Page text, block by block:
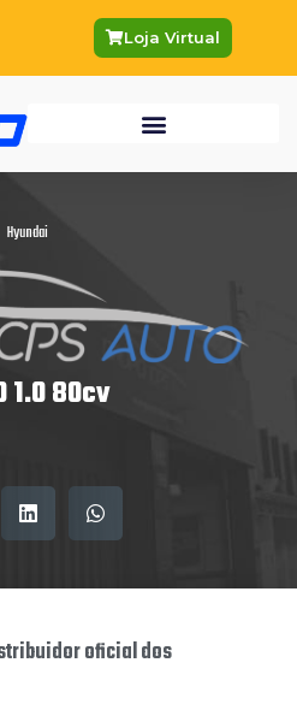
Loja Virtual
Hyundai
1.0 80cv
oficial dos